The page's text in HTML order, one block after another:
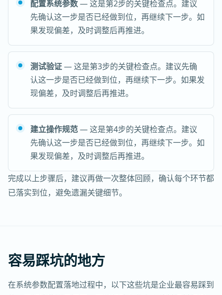
配置系统参数— 这是第2步的关键检查点。建议
先确认这一步是否已经做到位，再继续下一步。如
果发现偏差，及时调整后再推进。
测试验证— 这是第3步的关键检查点。建议先确
认这一步是否已经做到位，再继续下一步。如果发
现偏差，及时调整后再推进。
建立操作规范— 这是第4步的关键检查点。建议
先确认这一步是否已经做到位，再继续下一步。如
果发现偏差，及时调整后再推进。
完成以上步骤后，建议再做一次整体回顾，确认每个环节都
已落实到位，避免遗漏关键细节。
容易踩坑的地方
在系统参数配置落地过程中，以下这些坑是企业最容易踩到